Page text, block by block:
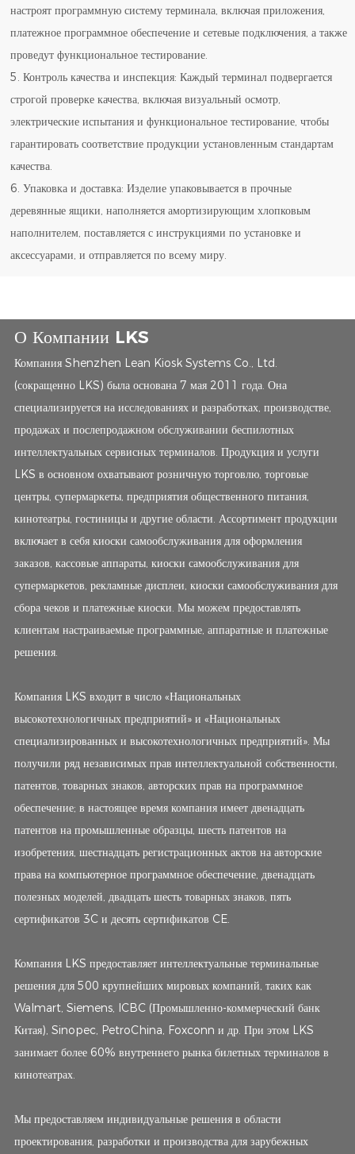
настроят программную систему терминала, включая приложения,
платежное программное обеспечение и сетевые подключения, а также
проведут функциональное тестирование.
5. Контроль качества и инспекция: Каждый терминал подвергается
строгой проверке качества, включая визуальный осмотр,
электрические испытания и функциональное тестирование, чтобы
гарантировать соответствие продукции установленным стандартам
качества.
6. Упаковка и доставка: Изделие упаковывается в прочные
деревянные ящики, наполняется амортизирующим хлопковым
наполнителем, поставляется с инструкциями по установке и
аксессуарами, и отправляется по всему миру.
О Компании LKS
Компания Shenzhen Lean Kiosk Systems Co., Ltd.
(сокращенно LKS) была основана 7 мая 2011 года. Она
специализируется на исследованиях и разработках, производстве,
продажах и послепродажном обслуживании беспилотных
интеллектуальных сервисных терминалов. Продукция и услуги
LKS в основном охватывают розничную торговлю, торговые
центры, супермаркеты, предприятия общественного питания,
кинотеатры, гостиницы и другие области. Ассортимент продукции
включает в себя киоски самообслуживания для оформления
заказов, кассовые аппараты, киоски самообслуживания для
супермаркетов, рекламные дисплеи, киоски самообслуживания для
сбора чеков и платежные киоски. Мы можем предоставлять
клиентам настраиваемые программные, аппаратные и платежные
решения.
Компания LKS входит в число «Национальных
высокотехнологичных предприятий» и «Национальных
специализированных и высокотехнологичных предприятий». Мы
получили ряд независимых прав интеллектуальной собственности,
патентов, товарных знаков, авторских прав на программное
обеспечение; в настоящее время компания имеет двенадцать
патентов на промышленные образцы, шесть патентов на
изобретения, шестнадцать регистрационных актов на авторские
права на компьютерное программное обеспечение, двенадцать
полезных моделей, двадцать шесть товарных знаков, пять
сертификатов 3C и десять сертификатов CE.
Компания LKS предоставляет интеллектуальные терминальные
решения для 500 крупнейших мировых компаний, таких как
Walmart, Siemens, ICBC (Промышленно-коммерческий банк
Китая), Sinopec, PetroChina, Foxconn и др. При этом LKS
занимает более 60% внутреннего рынка билетных терминалов в
кинотеатрах.
Мы предоставляем индивидуальные решения в области
проектирования, разработки и производства для зарубежных